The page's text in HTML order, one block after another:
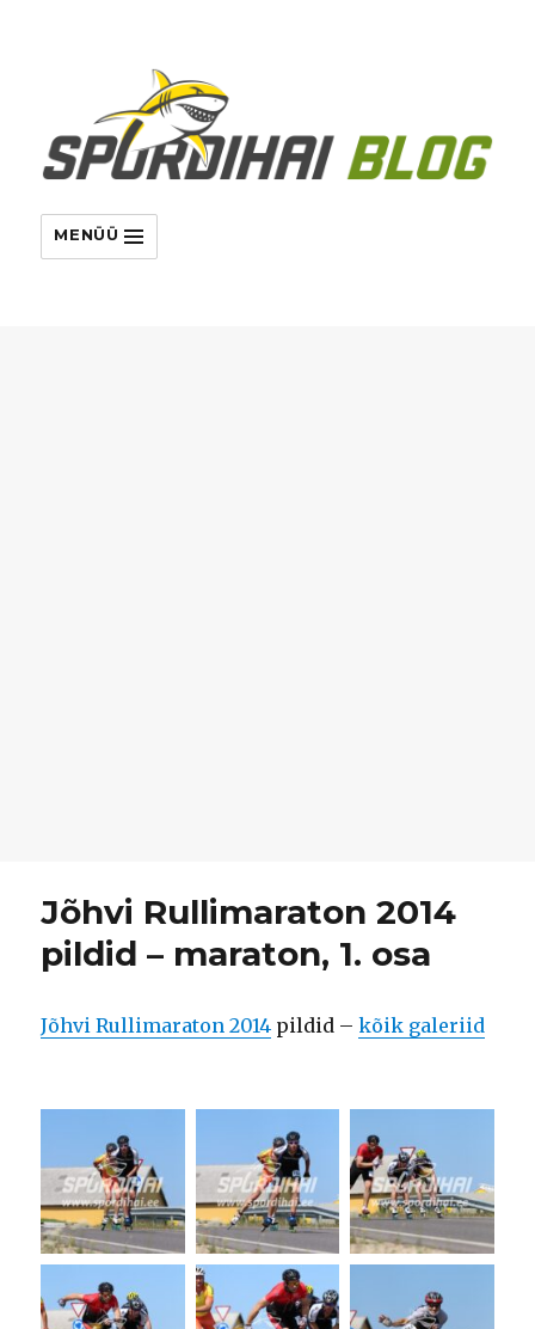
MENÜÜ
Jõhvi Rullimaraton 2014
pildid – maraton, 1. osa
Jõhvi Rullimaraton 2014 pildid –kõik galeriid